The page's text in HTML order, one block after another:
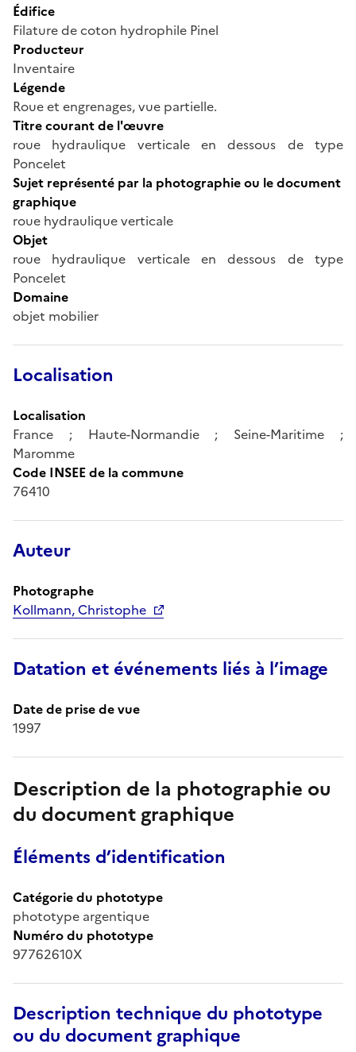
Édifice
Filature de coton hydrophile Pinel
Producteur
Inventaire
Légende
Roue et engrenages, vue partielle.
Titre courant de l'œuvre
roue hydraulique verticale en dessous de type
Poncelet
Sujet représenté par la photographie ou le document
graphique
roue hydraulique verticale
Objet
roue hydraulique verticale en dessous de type
Poncelet
Domaine
objet mobilier
Localisation
Localisation
France ; Haute-Normandie ; Seine-Maritime ;
Maromme
Code INSEE de la commune
76410
Auteur
Photographe
Kollmann, Christophe
Datation et événements liés à l’image
Date de prise de vue
1997
Description de la photographie ou
du document graphique
Éléments d’identification
Catégorie du phototype
phototype argentique
Numéro du phototype
97762610X
Description technique du phototype
ou du document graphique